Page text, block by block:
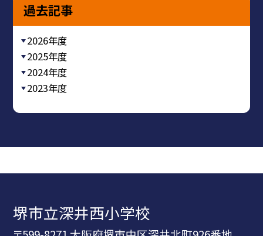
過去記事
2026年度
2025年度
2024年度
2023年度
堺市立深井西小学校